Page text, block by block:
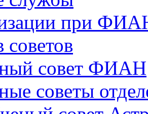
при
советов
совет ФИАН
советы